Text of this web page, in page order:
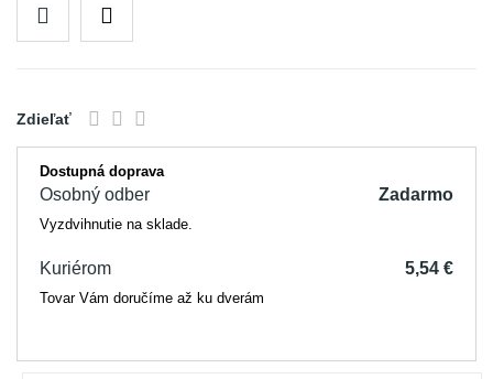
Zdieľať
Dostupná doprava
Osobný odber Zadarmo
Vyzdvihnutie na sklade.
Kuriérom 5,54 €
Tovar Vám doručíme až ku dverám